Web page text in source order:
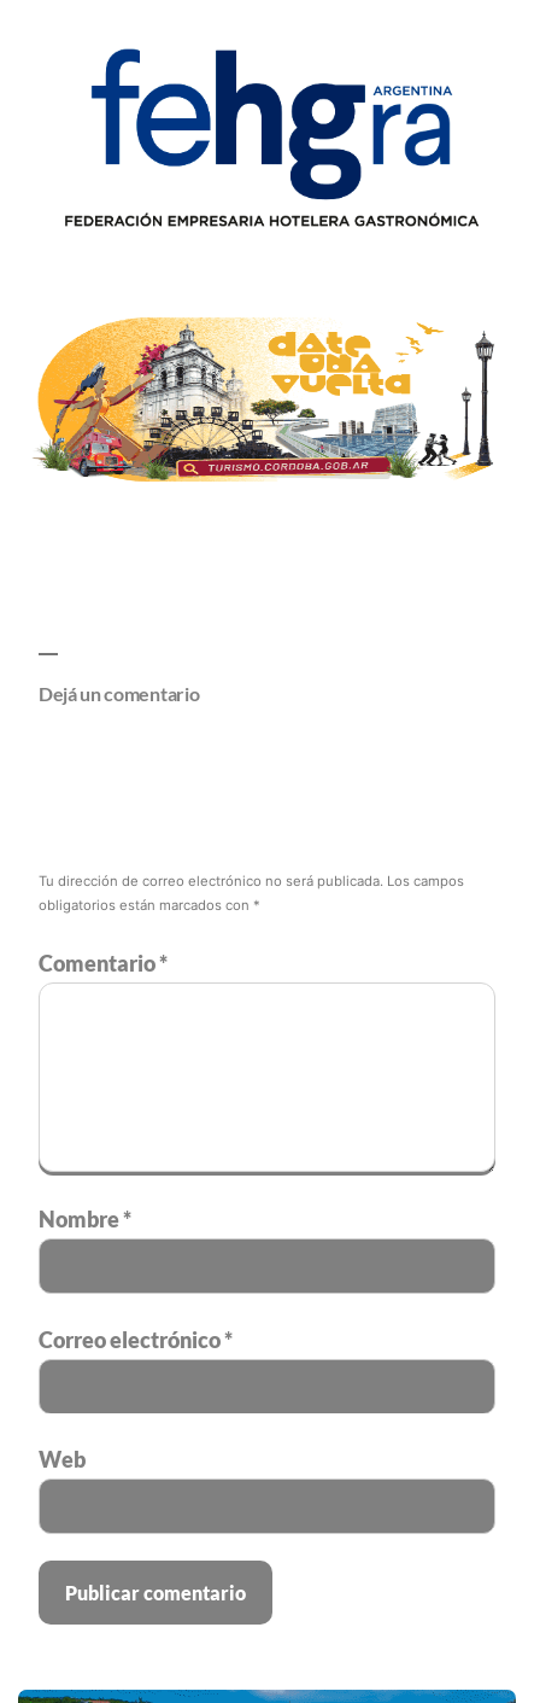
Dejá un comentario
Tu dirección de correo electrónico no será publicada. Los campos
obligatorios están marcados con *
Comentario*
Nombre*
Correo electrónico*
Web